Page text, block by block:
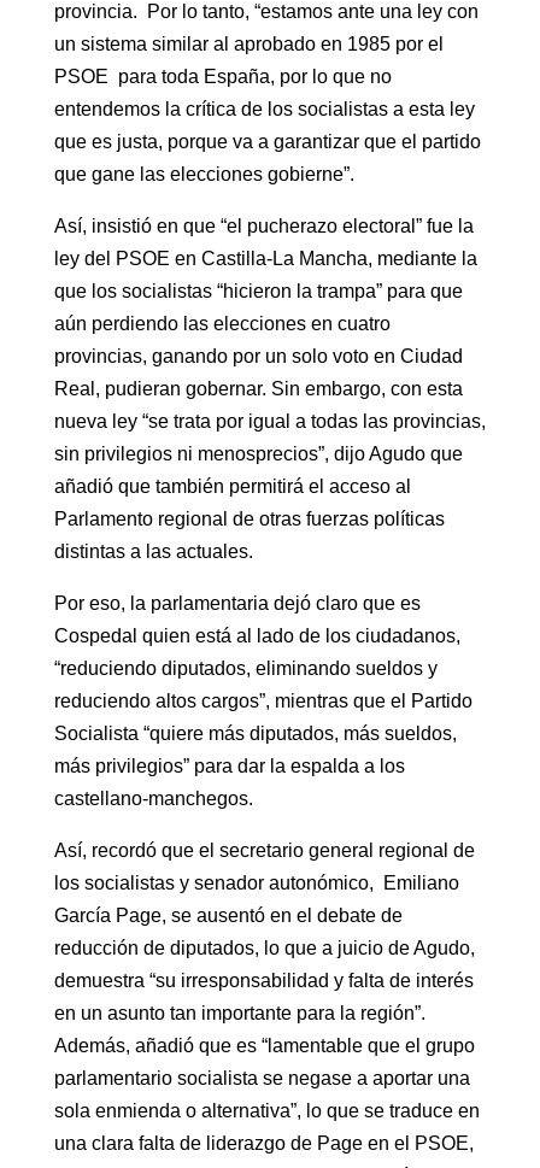
provincia. Por lo tanto, “estamos ante una ley con
un sistema similar al aprobado en 1985 por el
PSOE para toda España, por lo que no
entendemos la crítica de los socialistas a esta ley
que es justa, porque va a garantizar que el partido
que gane las elecciones gobierne”.
Así, insistió en que “el pucherazo electoral” fue la
ley del PSOE en Castilla-La Mancha, mediante la
que los socialistas “hicieron la trampa” para que
aún perdiendo las elecciones en cuatro
provincias, ganando por un solo voto en Ciudad
Real, pudieran gobernar. Sin embargo, con esta
nueva ley “se trata por igual a todas las provincias,
sin privilegios ni menosprecios”, dijo Agudo que
añadió que también permitirá el acceso al
Parlamento regional de otras fuerzas políticas
distintas a las actuales.
Por eso, la parlamentaria dejó claro que es
Cospedal quien está al lado de los ciudadanos,
“reduciendo diputados, eliminando sueldos y
reduciendo altos cargos”, mientras que el Partido
Socialista “quiere más diputados, más sueldos,
más privilegios” para dar la espalda a los
castellano-manchegos.
Así, recordó que el secretario general regional de
los socialistas y senador autonómico, Emiliano
García Page, se ausentó en el debate de
reducción de diputados, lo que a juicio de Agudo,
demuestra “su irresponsabilidad y falta de interés
en un asunto tan importante para la región”.
Además, añadió que es “lamentable que el grupo
parlamentario socialista se negase a aportar una
sola enmienda o alternativa”, lo que se traduce en
una clara falta de liderazgo de Page en el PSOE,